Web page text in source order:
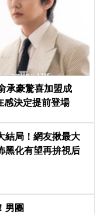
承豪驚喜加盟成
感決定提前登場
結局！網友揪最大
化有望再拚視后
男團